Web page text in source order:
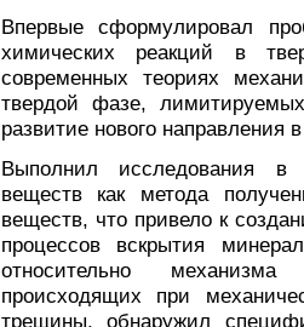
Впервые сформулировал
химических реакций в
современных теориях
твердой фазе,
развитие нового направления
Выполнил исследования в
веществ как метода
веществ, что привело к
процессов вскрытия
относительно
происходящих при
трещины, обнаружил